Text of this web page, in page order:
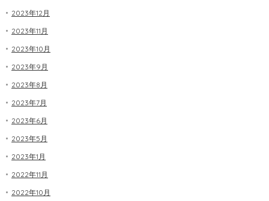
2023年12月
2023年11月
2023年10月
2023年9月
2023年8月
2023年7月
2023年6月
2023年5月
2023年1月
2022年11月
2022年10月